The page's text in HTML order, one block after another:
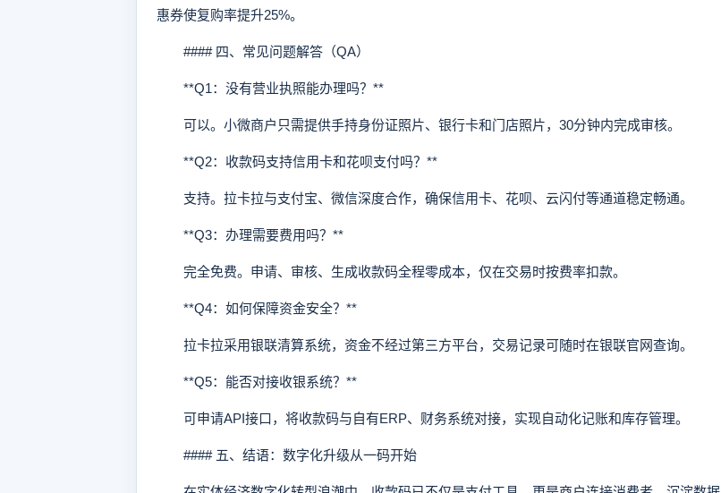
惠券使复购率提升25%。
#### 四、常见问题解答（QA）
**Q1：没有营业执照能办理吗？**
可以。小微商户只需提供手持身份证照片、银行卡和门店照片，30分钟内完成审核。
**Q2：收款码支持信用卡和花呗支付吗？**
支持。拉卡拉与支付宝、微信深度合作，确保信用卡、花呗、云闪付等通道稳定畅通。
**Q3：办理需要费用吗？**
完全免费。申请、审核、生成收款码全程零成本，仅在交易时按费率扣款。
**Q4：如何保障资金安全？**
拉卡拉采用银联清算系统，资金不经过第三方平台，交易记录可随时在银联官网查询。
**Q5：能否对接收银系统？**
可申请API接口，将收款码与自有ERP、财务系统对接，实现自动化记账和库存管理。
#### 五、结语：数字化升级从一码开始